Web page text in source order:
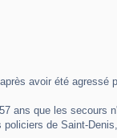
avoir été agressé
ans que les secours
de Saint-